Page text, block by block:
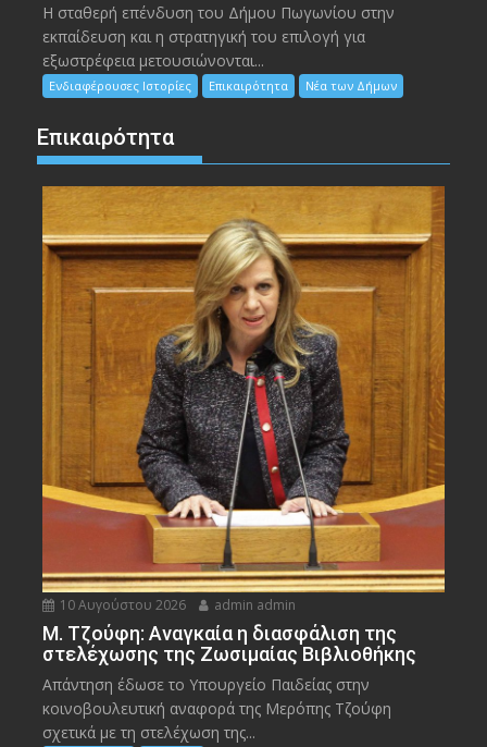
Η σταθερή επένδυση του Δήμου Πωγωνίου στην
εκπαίδευση και η στρατηγική του επιλογή για
εξωστρέφεια μετουσιώνονται...
Ενδιαφέρουσες Ιστορίες Επικαιρότητα Νέα των Δήμων
Επικαιρότητα
10 Αυγούστου 2026 admin admin
M. Τζούφη: Αναγκαία η διασφάλιση της
στελέχωσης της Ζωσιμαίας Βιβλιοθήκης
Απάντηση έδωσε το Υπουργείο Παιδείας στην
κοινοβουλευτική αναφορά της Μερόπης Τζούφη
σχετικά με τη στελέχωση της...